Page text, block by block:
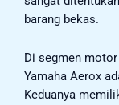
barang bekas.
Di segmen motor
Yamaha Aerox
Keduanya